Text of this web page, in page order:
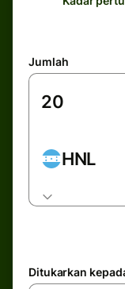
Jumlah
HNL
Ditukarkan